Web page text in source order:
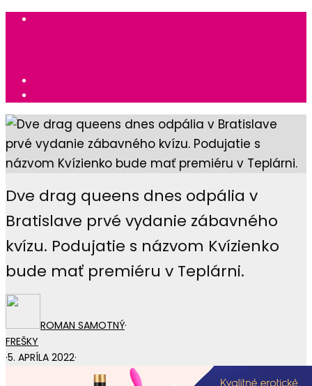
Dve drag queens dnes odpália v
Bratislave prvé vydanie zábavného
kvízu. Podujatie s názvom Kvízienko
bude mať premiéru v Teplárni.
ROMAN SAMOTNÝ·
FREŠKY
·5. APRÍLA 2022·